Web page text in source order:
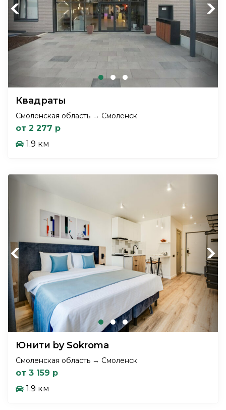
Previous Next
Квадраты
Смоленская область → Смоленск
от 2 277 р
1.9 км
Previous Next
Юнити by Sokroma
Смоленская область → Смоленск
от 3 159 р
1.9 км